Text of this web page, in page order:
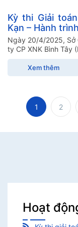
Kỳ thi Giải
Kạn – Hành
Ngày 20/4/2025, Sở
ty CP XNK Bình Tây
Xem thêm
1 2
Hoạt